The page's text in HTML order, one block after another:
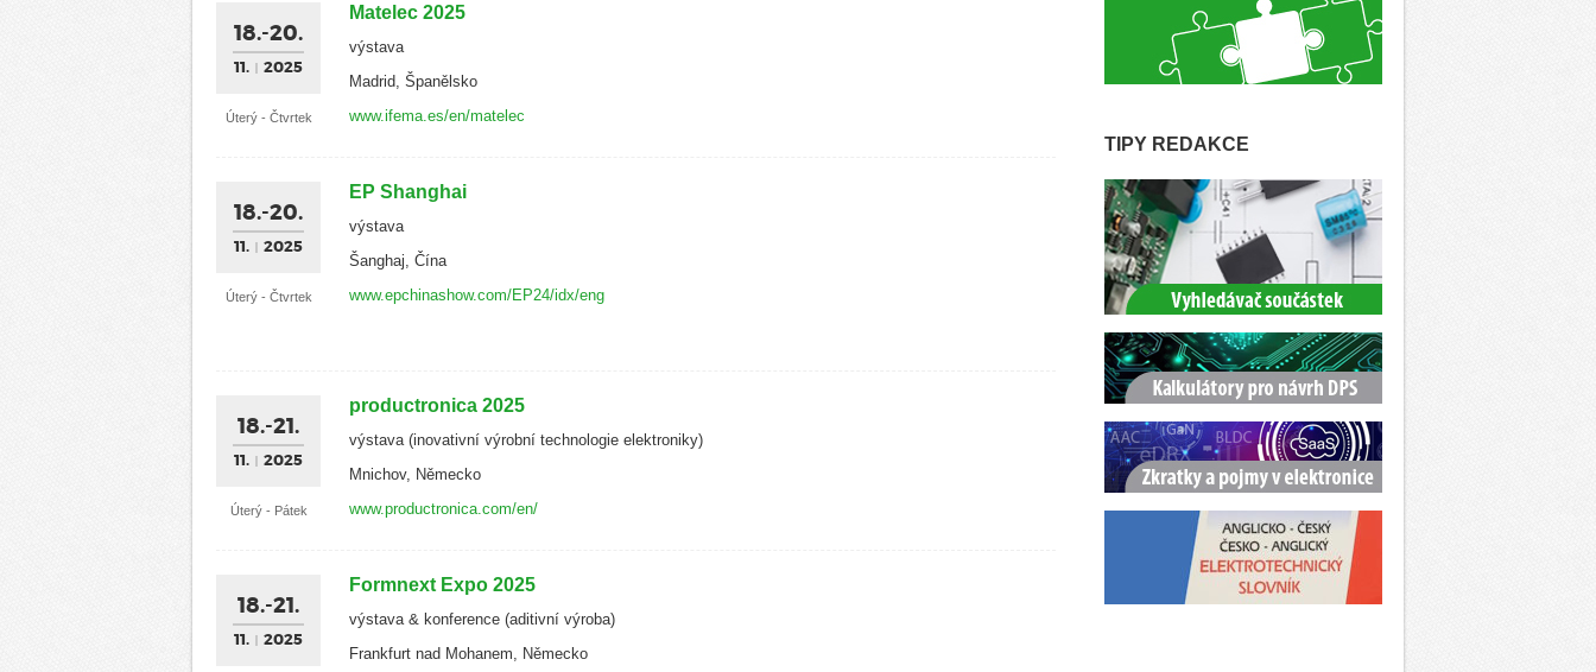
18.-20.
11. 2025
Úterý - Čtvrtek
Matelec 2025
výstava
Madrid, Španělsko
www.ifema.es/en/matelec
18.-20.
11. 2025
Úterý - Čtvrtek
EP Shanghai
výstava
Šanghaj, Čína
www.epchinashow.com/EP24/idx/eng
18.-21.
11. 2025
Úterý - Pátek
productronica 2025
výstava (inovativní výrobní technologie elektroniky)
Mnichov, Německo
www.productronica.com/en/
18.-21.
11. 2025
Formnext Expo 2025
výstava & konference (aditivní výroba)
Frankfurt nad Mohanem, Německo
TIPY REDAKCE